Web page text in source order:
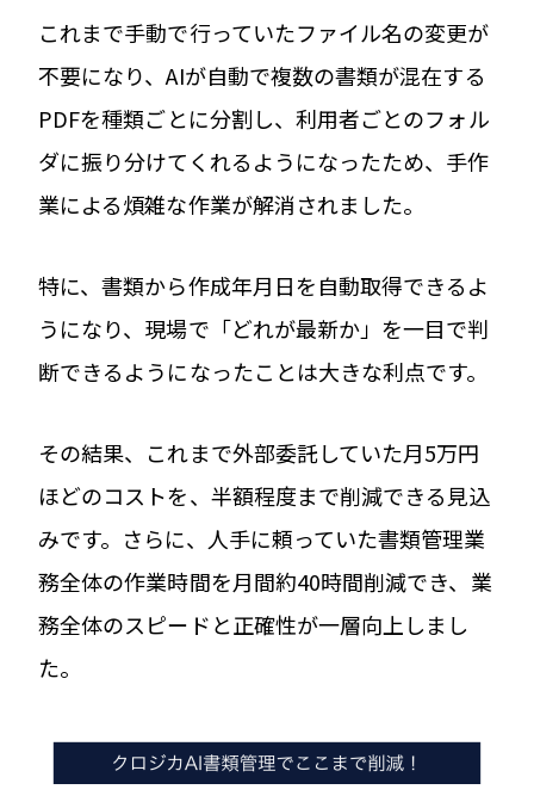
これまで手動で行っていたファイル名の変更が
不要になり、AIが自動で複数の書類が混在する
PDFを種類ごとに分割し、利用者ごとのフォル
ダに振り分けてくれるようになったため、手作
業による煩雑な作業が解消されました。
特に、書類から作成年月日を自動取得できるよ
うになり、現場で「どれが最新か」を一目で判
断できるようになったことは大きな利点です。
その結果、これまで外部委託していた月5万円
ほどのコストを、半額程度まで削減できる見込
みです。さらに、人手に頼っていた書類管理業
務全体の作業時間を月間約40時間削減でき、業
務全体のスピードと正確性が一層向上しまし
た。